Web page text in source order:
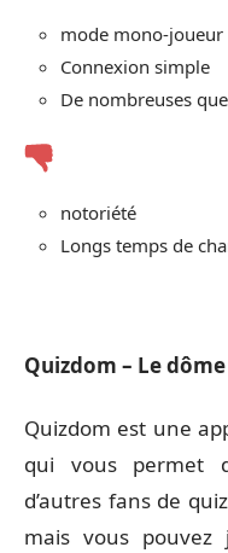
mode mono-joueur
Connexion simple
De nombreuses
notoriété
Longs temps de
Quizdom – Le
Quizdom est une
qui vous permet
d’autres fans de
mais vous pouvez